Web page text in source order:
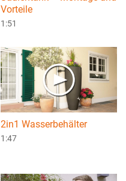
Vorteile
1:51
2in1 Wasserbehälter
1:47